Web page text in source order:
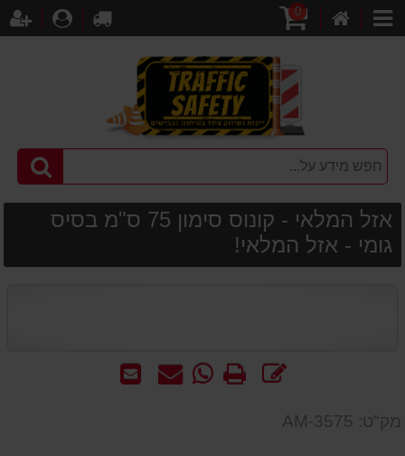
קטגוריות
קניות
0
לקופה
אזל המלאי - קונוס סימון 75 ס"מ בסיס
גומי - אזל המלאי!
שלח
שאל WhatsApp
הדפס
מק"ט: AM-3575